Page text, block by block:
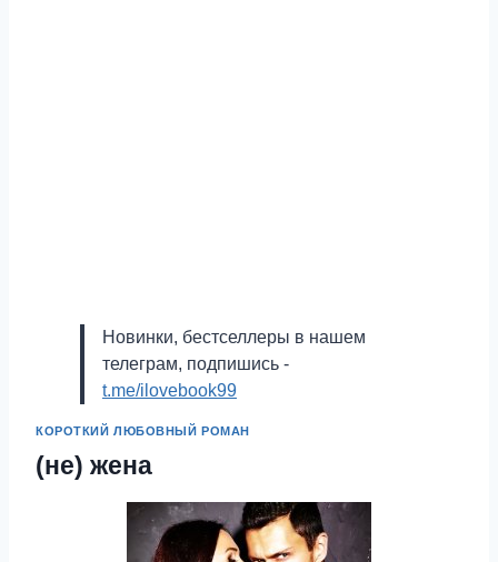
Новинки, бестселлеры в нашем
телеграм, подпишись -
t.me/ilovebook99
КОРОТКИЙ ЛЮБОВНЫЙ РОМАН
(не) жена